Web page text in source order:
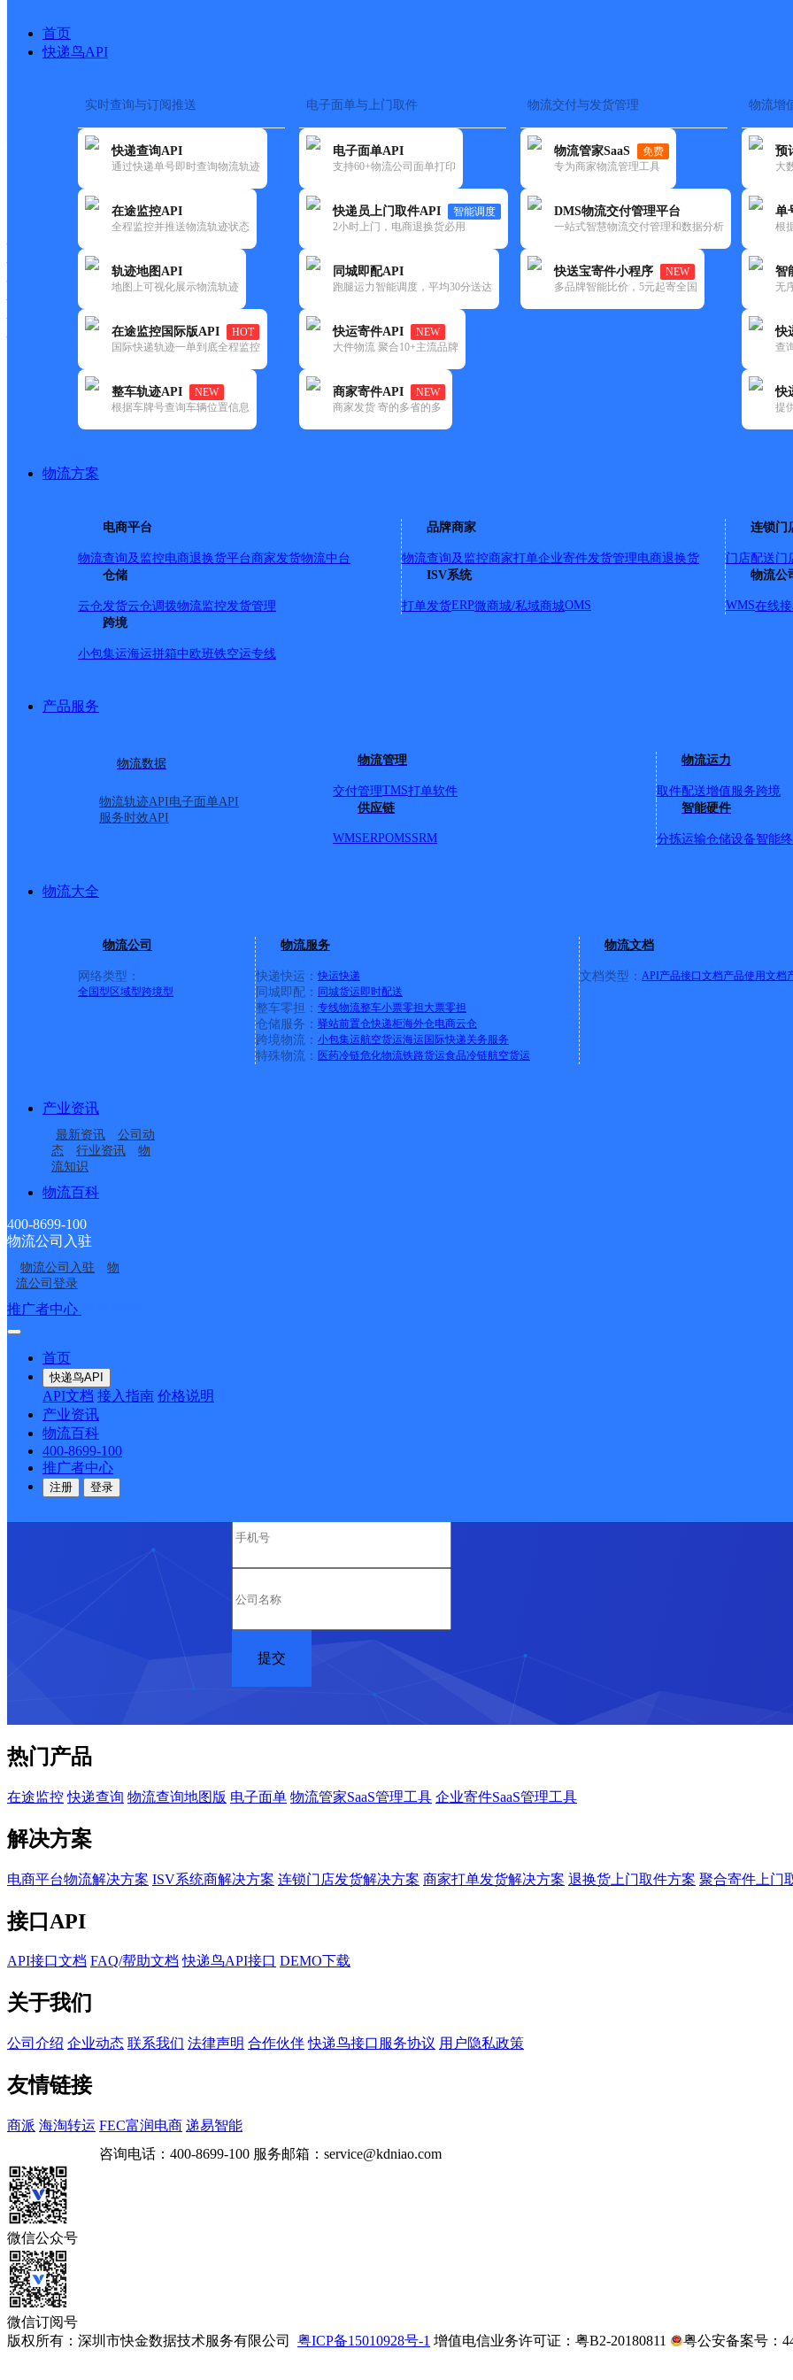
首页
快递鸟API
实时查询与订阅推送
快递查询API
通过快递单号即时查询物流轨迹
在途监控API
全程监控并推送物流轨迹状态
轨迹地图API
地图上可视化展示物流轨迹
在途监控国际版API
HOT
国际快递轨迹一单到底全程监控
整车轨迹API
NEW
根据车牌号查询车辆位置信息
电子面单与上门取件
电子面单API
支持60+物流公司面单打印
快递员上门取件API
智能调度
2小时上门，电商退换货必用
同城即配API
跑腿运力智能调度，平均30分送达
快运寄件API
NEW
大件物流 聚合10+主流品牌
商家寄件API
NEW
商家发货 寄的多省的多
物流交付与发货管理
物流管家SaaS
免费
专为商家物流管理工具
DMS物流交付管理平台
一站式智慧物流交付管理和数据分析
快送宝寄件小程序
NEW
多品牌智能比价，5元起寄全国
物流增
预
大
单
根
智
无
快
查
快
提
物流方案
电商平台
物流查询及监控电商退换货平台商家发货物流中台
品牌商家
物流查询及监控商家打单企业寄件发货管理电商退换货
连锁门
门店配送门
仓储
云仓发货云仓调拨物流监控发货管理
ISV系统
打单发货ERP微商城/私域商城OMS
物流公
WMS在线
跨境
小包集运海运拼箱中欧班铁空运专线
产品服务
物流数据
物流轨迹API电子面单API
服务时效API
物流管理
交付管理TMS打单软件
物流运力
取件配送增值服务跨境
供应链
WMSERPOMSSRM
智能硬件
分拣运输仓储设备智能
物流大全
物流公司
网络类型：
全国型 区域型跨境型
物流服务
快递快运： 快运快递
同城即配： 同城货运即时配送
整车零担： 专线物流整车小票零担大票零担
仓储服务： 驿站前置仓快递柜海外仓电商云仓
跨境物流： 小包集运航空货运海运 国际快递关务服务
特殊物流： 医药冷链危化物流铁路货运食品冷链航空货运
物流文档
文档类型： API产品接口文档产品使用文档
产业资讯
最新资讯
公司动
态
行业资讯
物
流知识
物流百科
400-8699-100
物流公司入驻
物流公司入驻
物
流公司登录
推广者中心
首页
快递鸟API
API文档 接入指南 价格说明
产业资讯
物流百科
400-8699-100
推广者中心
注册 登录
快递大全 > 快递网点
快递大全 快运大全
NEW
城市：呼和浩特市 ✕ 快递：德邦快递 ✕ 地区：回民区 ✕ 清空已选
地区:
不限 和林格尔县(2)
呼和浩特回民区县府街营业部
更多号码地址：攸攸板镇县府街艾博龙园南门西200米
呼和浩特回民区新华西街营业部
更多号码地址：新华西街66号
回民区北亚服务点
地址：内蒙古自治区呼和浩特市回民区攸攸板镇内蒙古呼和浩特市玉泉区阿拉善南路街道北亚市场776号
呼和浩特回民区北二环路营业部
地址：北二环财经大学西1.5公里【牛羊肉发德邦，空运时效，陆运价格，发货电话15184715906】
首页
电话：
电话：
顺丰速运
顺丰速运可克达拉市营业点
顺丰速运陵水英州英环东路营业点
顺丰速运
顺丰速运
优质服务 安全稳定
专属客服 7*24小时支撑
时效保障 数据准确
成功率100%，准确率≥99.9%
企业系统级物流解决方案
国家高新技术企业 荣获《中国物流行业最具投资价值企业》
咨询热线：400-8699-100
热门产品
在途监控 快递查询 物流查询地图版 电子面单 物流管家SaaS管理工具 企业寄件SaaS管理工具
解决方案
电商平台物流解决方案 ISV系统商解决方案 连锁门店发货解决方案 商家打单发货解决方案 退换货上门取件方案 聚合寄件上门
接口API
API接口文档 FAQ/帮助文档 快递鸟API接口 DEMO下载
关于我们
公司介绍 企业动态 联系我们 法律声明 合作伙伴 快递鸟接口服务协议 用户隐私政策
友情链接
商派 海淘转运 FEC富润电商 递易智能
咨询电话： 400-8699-100 服务邮箱： service@kdniao.com
微信公众号
微信订阅号
版权所有：深圳市快金数据技术服务有限公司 粤ICP备15010928号-1 增值电信业务许可证：粤B2-20180811 粤公安备案号：